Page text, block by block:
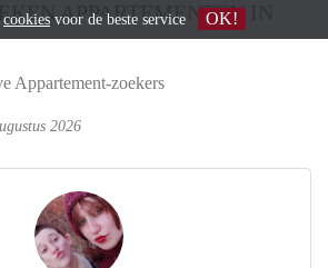
APPARTEMENTEN IN
Appartement-zoekers
2026
cookies voor de beste service OK!